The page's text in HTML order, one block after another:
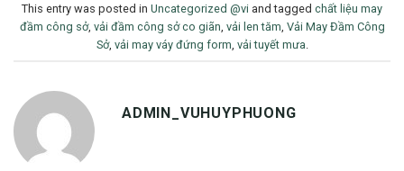
This entry was posted in Uncategorized @vi and tagged chất liệu may
đầm công sở, vải đầm công sở co giãn vải len tăm Vải May Đầm Công
Sở, vải may váy đứng form vải tuyết mưa
ADMIN_VUHUYPHUONG